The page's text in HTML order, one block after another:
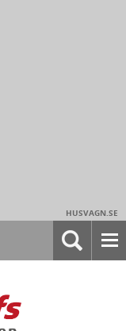
HUSVAGN.SE